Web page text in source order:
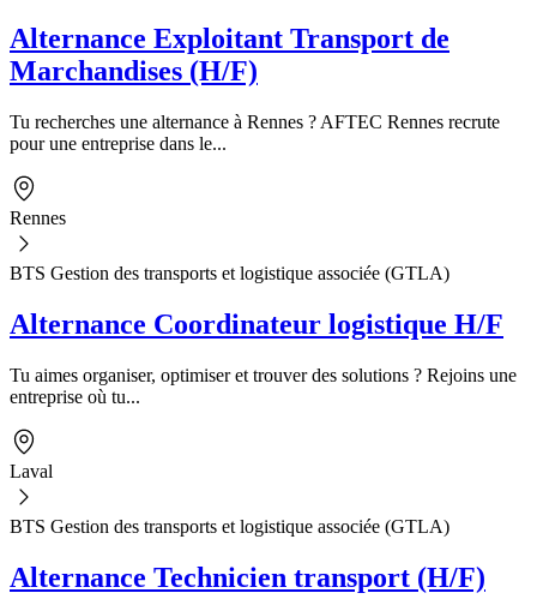
Alternance Exploitant Transport de
Marchandises (H/F)
Tu recherches une alternance à Rennes ? AFTEC Rennes recrute
pour une entreprise dans le...
Rennes
BTS Gestion des transports et logistique associée (GTLA)
Alternance Coordinateur logistique H/F
Tu aimes organiser, optimiser et trouver des solutions ? Rejoins une
entreprise où tu...
Laval
BTS Gestion des transports et logistique associée (GTLA)
Alternance Technicien transport (H/F)